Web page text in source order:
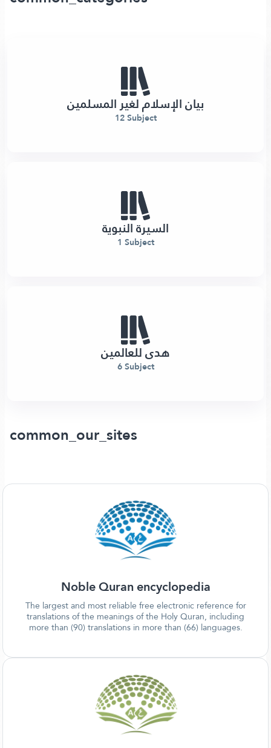
بيان الإسلام لغير المسلمين
12 Subject
السيرة النبوية
1 Subject
هدى للعالمين
6 Subject
common_our_sites
Noble Quran encyclopedia
The largest and most reliable free electronic reference for
translations of the meanings of the Holy Quran, including
more than (90) translations in more than (66) languages.